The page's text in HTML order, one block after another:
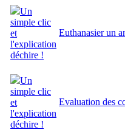
Un
simple clic
et
l'explication
déchire !
Euthanasier un
Un
simple clic
et
l'explication
déchire !
Evaluation des